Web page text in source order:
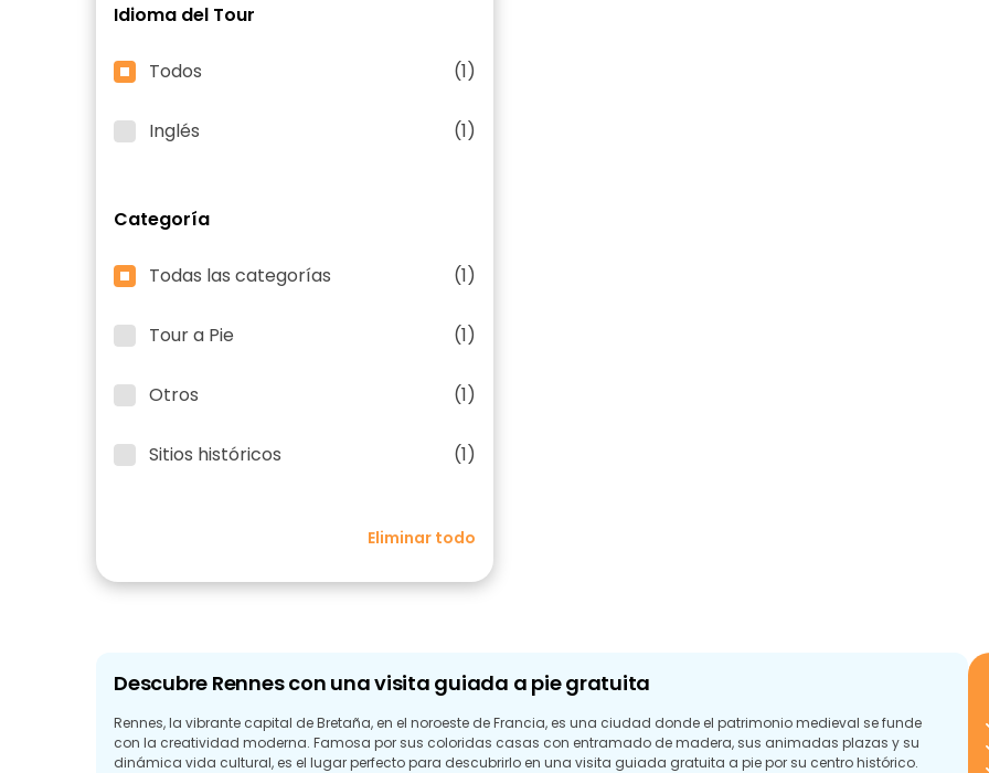
Idioma del Tour
Todos (1)
Inglés (1)
Categoría
Todas las categorías (1)
Tour a Pie (1)
Otros (1)
Sitios históricos (1)
Eliminar todo
Descubre Rennes con una visita guiada a pie gratuita
Rennes, la vibrante capital de Bretaña, en el noroeste de Francia, es una ciudad donde el patrimonio medieval se funde
con la creatividad moderna. Famosa por sus coloridas casas con entramado de madera, sus animadas plazas y su
dinámica vida cultural, es el lugar perfecto para descubrirlo en una visita guiada gratuita a pie por su centro histórico.